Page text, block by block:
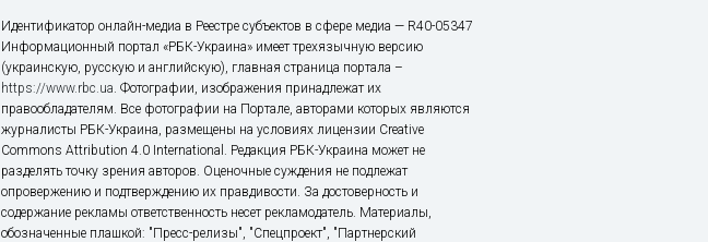
Идентификатор онлайн-медиа в Реестре субъектов в сфере медиа — R40-05347
Информационный портал «РБК-Украина» имеет трехязычную версию
(украинскую, русскую и английскую), главная страница портала –
https://www.rbc.ua. Фотографии, изображения принадлежат их
правообладателям. Все фотографии на Портале, авторами которых являются
журналисты РБК-Украина, размещены на условиях лицензии Creative
Commons Attribution 4.0 International. Редакция РБК-Украина может не
разделять точку зрения авторов. Оценочные суждения не подлежат
опровержению и подтверждению их правдивости. За достоверность и
содержание рекламы ответственность несет рекламодатель. Материалы,
обозначенные плашкой: "Пресс-релизы", "Спецпроект", "Партнерский